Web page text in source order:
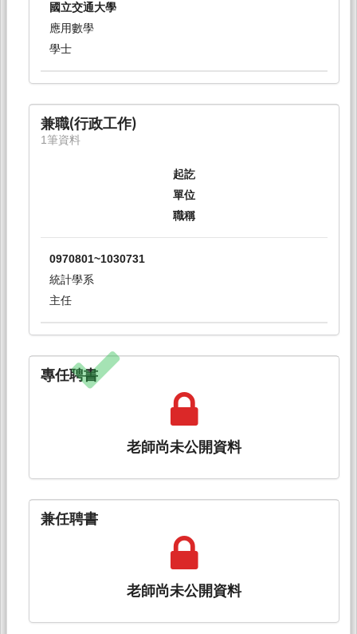
國立交通大學
應用數學
學士
兼職(行政工作)
1筆資料
起訖
單位
職稱
0970801~1030731
統計學系
主任
專任聘書
老師尚未公開資料
兼任聘書
老師尚未公開資料